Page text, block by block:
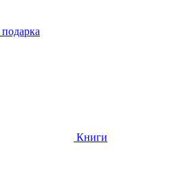
подарка
Книги